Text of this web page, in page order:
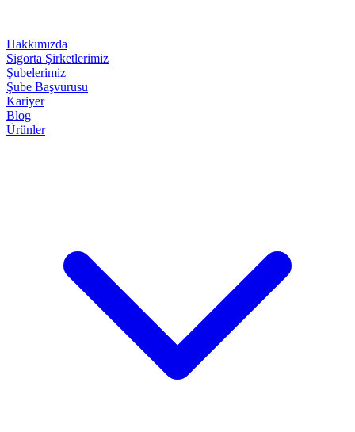
Hakkımızda
Sigorta Şirketlerimiz
Şubelerimiz
Şube Başvurusu
Kariyer
Blog
Ürünler